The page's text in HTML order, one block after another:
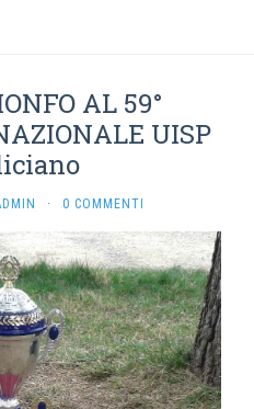
AL 59°
UISP
· 0 COMMENTI